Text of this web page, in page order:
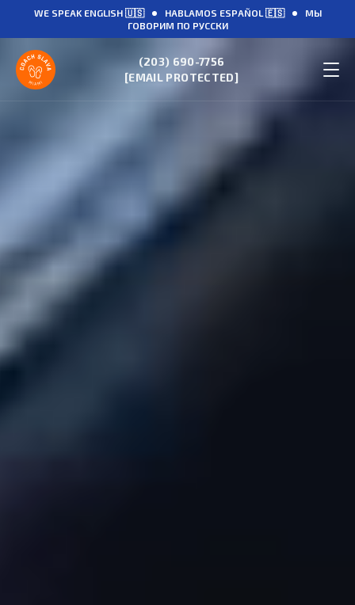
WE SPEAK ENGLISH 🇺🇸 HABLAMOS ESPAÑOL 🇪🇸
МЫ
ГОВОРИМ ПО РУССКИ
(203) 690-7756
[EMAIL PROTECTED]